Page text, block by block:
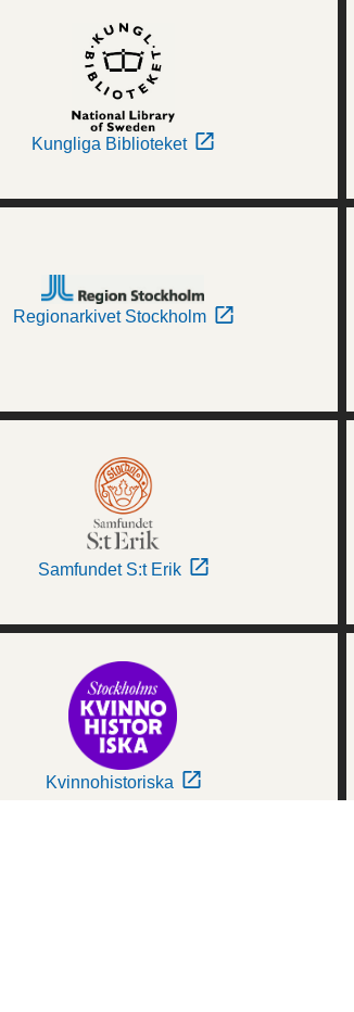
Kungliga Biblioteket
Regionarkivet Stockholm
Samfundet S:t Erik
Kvinnohistoriska